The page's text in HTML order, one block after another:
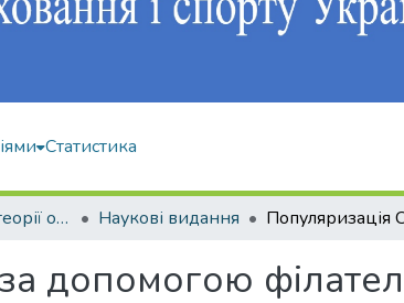
Статистика
Кафедра історії і теорії олімпійського спорту Наукові видання
допомогою